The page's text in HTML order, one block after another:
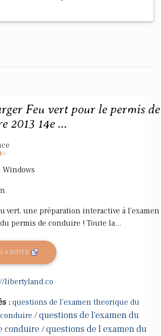
Feu vert pour le permis de
2013 14e ...
Windows
vert, une préparation interactive à l'examen
permis de conduire ! Toute la...
SUITE
libertyland.co
: questions de l'examen theorique du
/questions de l'examen du
conduire /questions de l examen du